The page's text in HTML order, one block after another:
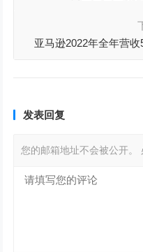
亚马逊2022年全年营
发表回复
您的邮箱地址不会被公开。